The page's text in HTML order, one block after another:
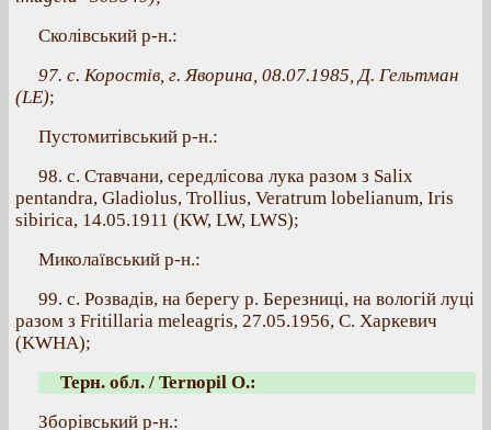
Сколівський р-н.:
97. с. Коростів, г. Яворина, 08.07.1985, Д. Гельтман
(LE);
Пустомитівський р-н.:
98. с. Ставчани, середлісова лука разом з Salix
pentandra, Gladiolus, Trollius, Veratrum lobelianum, Iris
sibirica, 14.05.1911 (КW, LW, LWS);
Миколаївський р-н.:
99. с. Розвадів, на берегу р. Березниці, на вологій луці
разом з Fritillaria meleagris, 27.05.1956, С. Харкевич
(KWHA);
Терн. обл. / Ternopil O.:
Зборівський р-н.: